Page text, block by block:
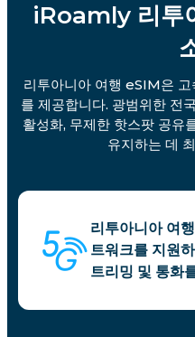
iRoamly 리투
리투아니아 여행 eSIM은
를 제공합니다. 광범위한 전
활성화, 무제한 핫스팟 공유
유지하는 데
리투아니아 여
트워크를 지원
트리밍 및 통화